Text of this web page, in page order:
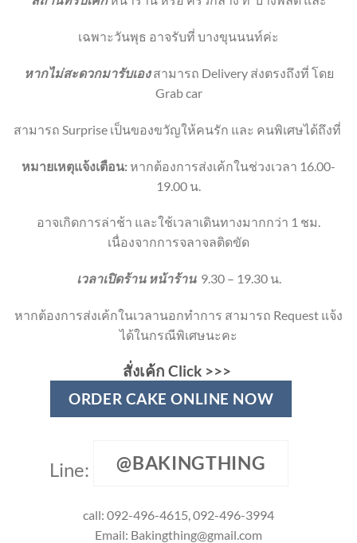
เฉพาะวันพุธ อาจรับที่ บางขุนนนท์ค่ะ
หากไม่สะดวกมารับเองสามารถ Delivery ส่งตรงถึงที่ โดย
Grab car
สามารถ Surprise เป็นของขวัญให้คนรัก และ คนพิเศษได้ถึงที่
หมายเหตุแจ้งเตือน: หากต้องการส่งเค้กในช่วงเวลา 16.00-
19.00 น.
อาจเกิดการล่าช้า และใช้เวลาเดินทางมากกว่า 1 ชม.
เนื่องจากการจลาจลติดขัด
เวลาเปิดร้าน หน้าร้าน 9.30 – 19.30 น.
หากต้องการส่งเค้กในเวลานอกทำการ สามารถ Request แจ้ง
ได้ในกรณีพิเศษนะคะ
สั่งเค้ก Click >>>
ORDER CAKE ONLINE NOW
Line: @BAKINGTHING
call: 092-496-4615, 092-496-3994
Email: Bakingthing@gmail.com